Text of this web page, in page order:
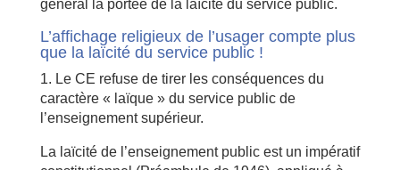
général la portée de la laïcité du service public.
L’affichage religieux de l’usager compte plus
que la laïcité du service public !
1. Le CE refuse de tirer les conséquences du
caractère « laïque » du service public de
l’enseignement supérieur.
La laïcité de l’enseignement public est un impératif